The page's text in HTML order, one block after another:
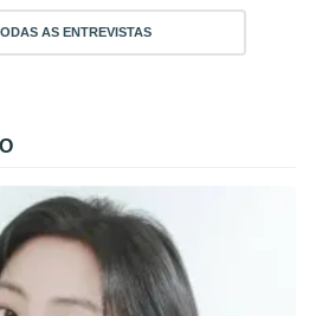
AS ENTREVISTAS